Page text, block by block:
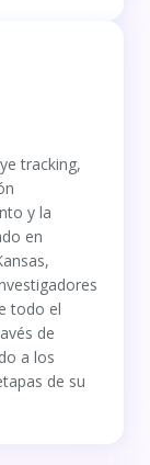
tracking,
y la
en
todo el
de
a los
de su